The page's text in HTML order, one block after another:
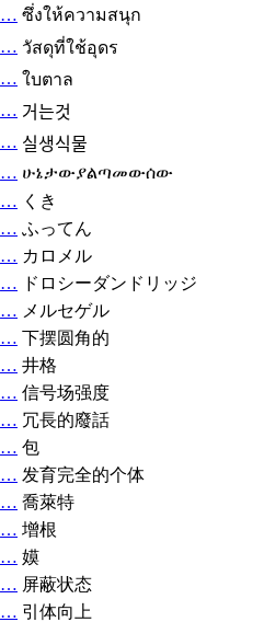
… ซึ่งให้ความสนุก
… วัสดุที่ใช้อุดร
… ใบตาล
… 거는것
… 실생식물
… ሁኔታውያልጣመውሰው
… くき
… ふってん
… カロメル
… ドロシーダンドリッジ
… メルセゲル
… 下摆圆角的
… 井格
… 信号场强度
… 冗長的廢話
… 包
… 发育完全的个体
… 喬萊特
… 增根
… 嫫
… 屏蔽状态
… 引体向上